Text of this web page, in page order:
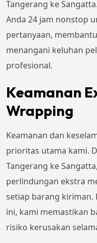
Tangerang ke
Anda 24 jam nonstop
pertanyaan,
menangani keluhan
profesional.
Keamanan
Wrapping
Keamanan dan
prioritas utama kami.
Tangerang ke
perlindungan ekstra
setiap barang kiriman.
ini, kami memastikan
risiko kerusakan